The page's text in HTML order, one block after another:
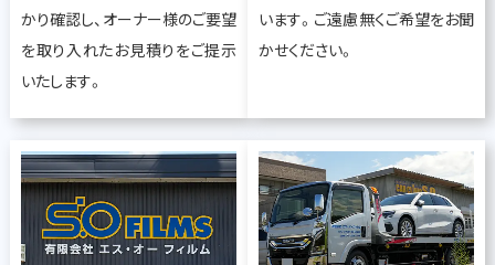
かり確認し、オーナー様のご要望
を取り入れたお見積りをご提示
いたします。
います。ご遠慮無くご希望をお聞
かせください。